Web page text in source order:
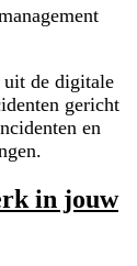
uit de digitale
gericht
en
in jouw